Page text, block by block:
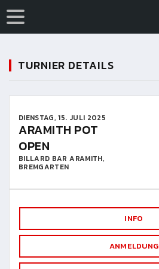
TURNIER DETAILS
DIENSTAG, 15. JULI 2025
ARAMITH POT
OPEN
BILLARD BAR ARAMITH,
BREMGARTEN
INFO
ANMELDUNG